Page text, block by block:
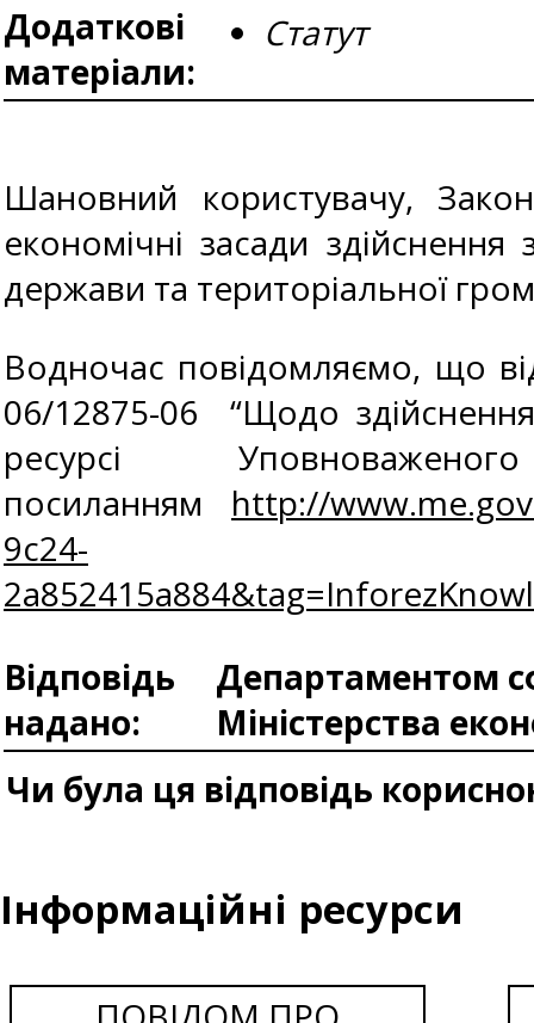
Додаткові
матеріали:
Статут
Шановний користувачу,
економічні засади
держави та територіальної
Водночас повідомляємо, що
06/12875-06 “Щодо
ресурсі
посиланням http://
9c24-
Відповідь
надано:
Департаментом
Міністерства
Чи була ця відповідь
Інформаційні ресурси